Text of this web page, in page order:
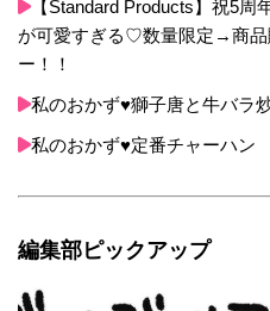
【Standard Products】祝5周
が可愛すぎる♡数量限定→商品
ー！！
私のおかず♥獅子唐と牛バラ
私のおかず♥定番チャーハン
編集部ピックアップ